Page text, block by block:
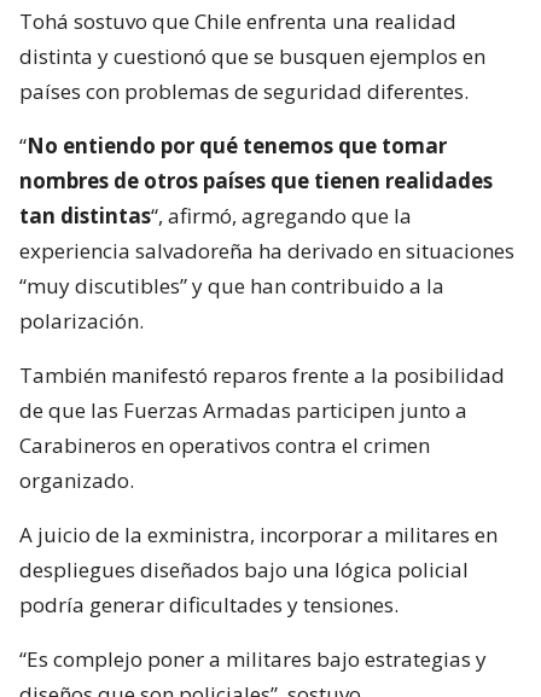
Tohá sostuvo que Chile enfrenta una realidad
distinta y cuestionó que se busquen ejemplos en
países con problemas de seguridad diferentes.
“No entiendo por qué tenemos que tomar
nombres de otros países que tienen realidades
tan distintas“, afirmó, agregando que la
experiencia salvadoreña ha derivado en situaciones
“muy discutibles” y que han contribuido a la
polarización.
También manifestó reparos frente a la posibilidad
de que las Fuerzas Armadas participen junto a
Carabineros en operativos contra el crimen
organizado.
A juicio de la exministra, incorporar a militares en
despliegues diseñados bajo una lógica policial
podría generar dificultades y tensiones.
“Es complejo poner a militares bajo estrategias y